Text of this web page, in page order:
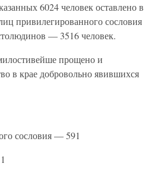
6024 человек оставлено в
привилегированного сословия
— 3516 человек.
прощено и
в крае добровольно явившихся
сословия — 591